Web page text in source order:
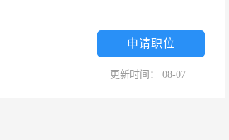
申请职位
更新时间： 08-07